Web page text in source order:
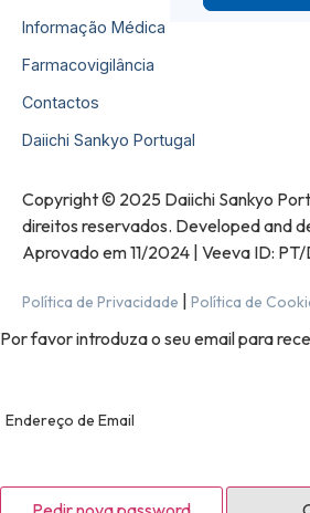
Informação Médica
Farmacovigilância
Contactos
Daiichi Sankyo Portugal
Copyright © 2025 Daiichi Sankyo
direitos reservados. Developed and
Aprovado em 11/2024 | Veeva ID:
Política de Privacidade Política de
Por favor introduza o seu email para
Endereço de Email